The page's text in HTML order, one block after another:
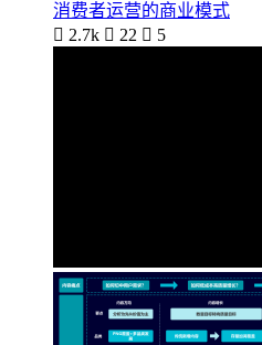
消费者运营的商业模式
 2.7k  22  5